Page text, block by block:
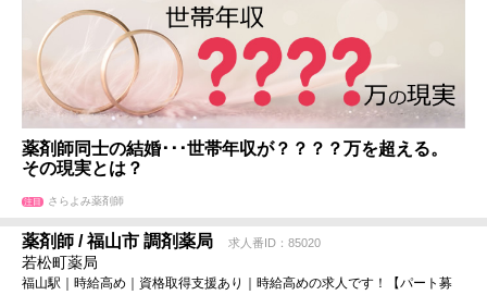
薬剤師同士の結婚･･･世帯年収が？？？？万を超える。
その現実とは？
注目 さらよみ薬剤師
薬剤師 / 福山市 調剤薬局 求人番ID：85020
若松町薬局
福山駅｜時給高め｜資格取得支援あり｜時給高めの求人です！【パート募